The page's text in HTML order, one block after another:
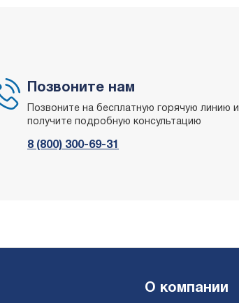
Позвоните нам
Позвоните на бесплатную горячую линию и
получите подробную консультацию
8 (800) 300-69-31
О компании